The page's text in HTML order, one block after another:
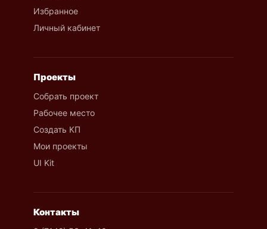
Избранное
Личный кабинет
Проекты
Собрать проект
Рабочее место
Создать КП
Мои проекты
UI Kit
Контакты